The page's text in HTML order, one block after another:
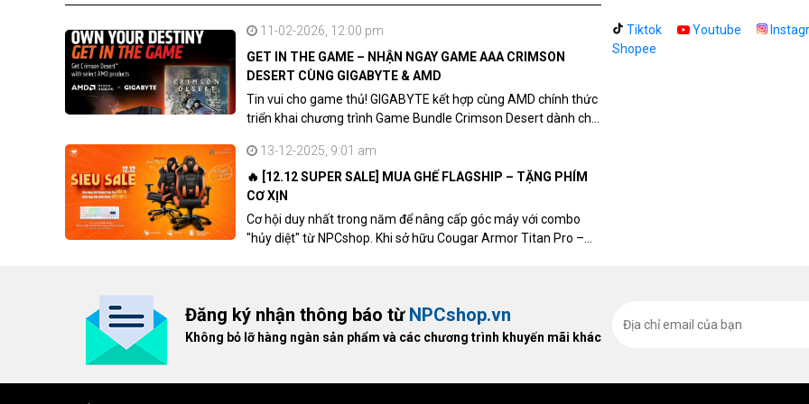
11-02-2026, 12:00 pm
GET IN THE GAME – NHẬN NGAY GAME AAA CRIMSON
DESERT CÙNG GIGABYTE & AMD
Tin vui cho game thủ! GIGABYTE kết hợp cùng AMD chính thức
triển khai chương trình Game Bundle Crimson Desert dành cho
13-12-2025, 9:01 am
🔥 [12.12 SUPER SALE] MUA GHẾ FLAGSHIP – TẶNG PHÍM
CƠ XỊN
Cơ hội duy nhất trong năm để nâng cấp góc máy với combo
"hủy diệt" từ NPCshop. Khi sở hữu Cougar Armor Titan Pro –
Tiktok Youtube
Shopee
Đăng ký nhận thông báo từ NPCshop.vn
Không bỏ lỡ hàng ngàn sản phẩm và các chương trình khuyến mãi khác